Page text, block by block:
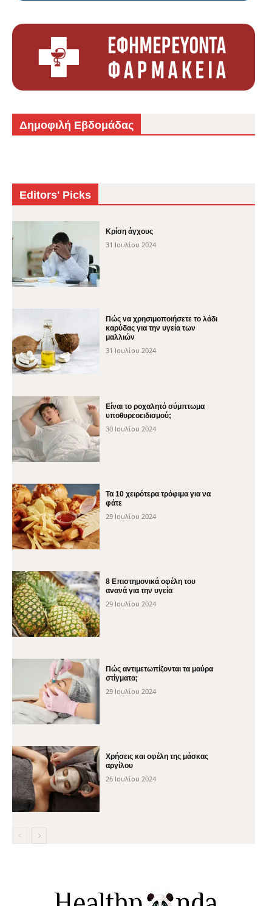
Δημοφιλή Εβδομάδας
Editors' Picks
Κρίση άγχους
31 Ιουλίου 2024
Πώς να χρησιμοποιήσετε το λάδι
καρύδας για την υγεία των
μαλλιών
31 Ιουλίου 2024
Είναι το ροχαλητό σύμπτωμα
υποθυρεοειδισμού;
30 Ιουλίου 2024
Τα 10 χειρότερα τρόφιμα για να
φάτε
29 Ιουλίου 2024
8 Επιστημονικά οφέλη του
ανανά για την υγεία
29 Ιουλίου 2024
Πώς αντιμετωπίζονται τα μαύρα
στίγματα;
29 Ιουλίου 2024
Χρήσεις και οφέλη της μάσκας
αργίλου
26 Ιουλίου 2024